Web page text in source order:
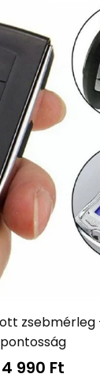
zsebmérleg
pontosság
4 990 Ft